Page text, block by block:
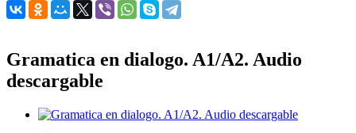
Gramatica en dialogo. A1/A2. Audio
descargable